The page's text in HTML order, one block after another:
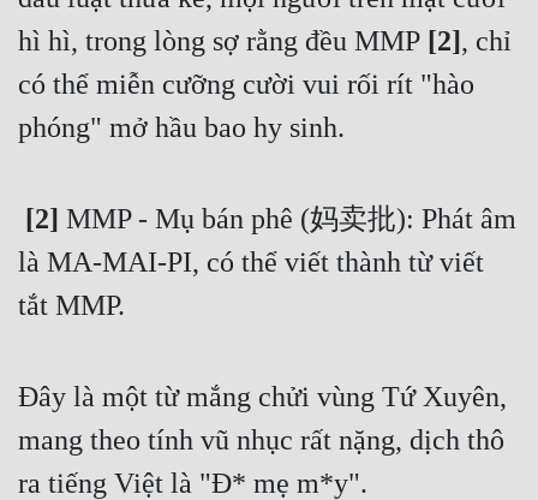
hì hì, trong lòng sợ rằng đều MMP [2], chỉ
có thể miễn cưỡng cười vui rối rít "hào
phóng" mở hầu bao hy sinh.
[2] MMP - Mụ bán phê (妈卖批): Phát âm
là MA-MAI-PI, có thể viết thành từ viết
tắt MMP.
Đây là một từ mắng chửi vùng Tứ Xuyên,
mang theo tính vũ nhục rất nặng, dịch thô
ra tiếng Việt là "Đ* mẹ m*y".